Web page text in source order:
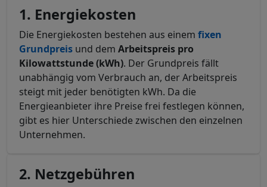
1. Energiekosten
Die Energiekosten bestehen aus einem fixen
Grundpreis und dem Arbeitspreis pro
Kilowattstunde (kWh). Der Grundpreis fällt
unabhängig vom Verbrauch an, der Arbeitspreis
steigt mit jeder benötigten kWh. Da die
Energieanbieter ihre Preise frei festlegen können,
gibt es hier Unterschiede zwischen den einzelnen
Unternehmen.
2. Netzgebühren